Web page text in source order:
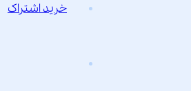
خرید اشتراک